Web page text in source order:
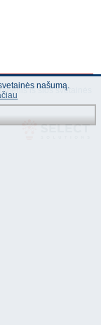
iš šios svetainės
našumą.